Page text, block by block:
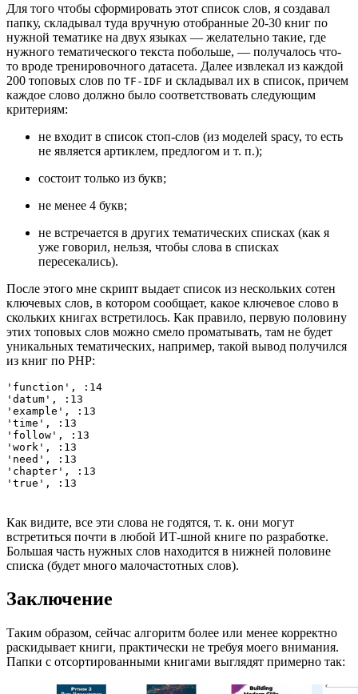
Для того чтобы сформировать этот список слов, я создавал
папку, складывал туда вручную отобранные 20-30 книг по
нужной тематике на двух языках — желательно такие, где
нужного тематического текста побольше, — получалось что-
то вроде тренировочного датасета. Далее извлекал из каждой
200 топовых слов по TF-IDF и складывал их в список, причем
каждое слово должно было соответствовать следующим
критериям:
не входит в список стоп-слов (из моделей spacy, то есть
не является артиклем, предлогом и т. п.);
состоит только из букв;
не менее 4 букв;
не встречается в других тематических списках (как я
уже говорил, нельзя, чтобы слова в списках
пересекались).
После этого мне скрипт выдает список из нескольких сотен
ключевых слов, в котором сообщает, какое ключевое слово в
скольких книгах встретилось. Как правило, первую половину
этих топовых слов можно смело проматывать, там не будет
уникальных тематических, например, такой вывод получился
из книг по PHP:
'function', :14
'datum', :13
'example', :13
'time', :13
'follow', :13
'work', :13
'need', :13
'chapter', :13
Как видите, все эти слова не годятся, т. к. они могут
встретиться почти в любой ИТ-шной книге по разработке.
Большая часть нужных слов находится в нижней половине
списка (будет много малочастотных слов).
Заключение
Таким образом, сейчас алгоритм более или менее корректно
раскидывает книги, практически не требуя моего внимания.
Папки с отсортированными книгами выглядят примерно так: